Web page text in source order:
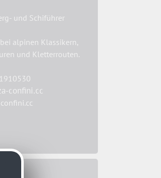
und Schiführer
alpinen Klassikern,
und Kletterrouten.
confini.cc